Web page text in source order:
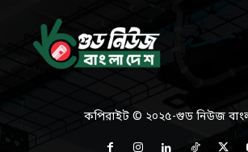
কপিরাইট © ২০২৫-গুড নিউজ